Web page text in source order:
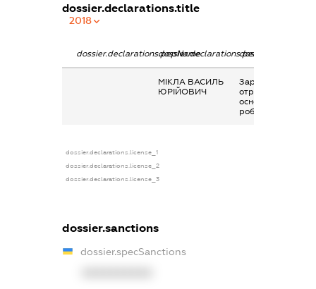
dossier.declarations.title
2018
dossier.declarations.pepNamedossier.declarations.personName
МІКЛА ВАСИЛЬ
ЮРІЙОВИЧ
Заробітна плата
отримана за
основним місцем
роботи
dossier.declarations.license_1
dossier.declarations.license_2
dossier.declarations.license_3
dossier.sanctions
dossier.specSanctions